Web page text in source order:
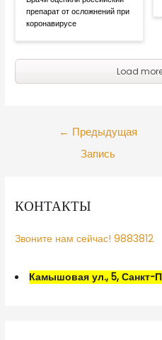
препарат от осложнений при
коронавирусе
Load
← Предыдущая
Запись
КОНТАКТЫ
Звоните нам сейчас! 9883812
Камышовая ул., 5, Санкт-